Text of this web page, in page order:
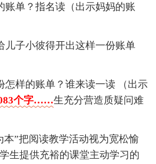
账单？指名读（出示妈妈的账
儿子小彼得开出这样一份账单
怎样的账单？谁来读一读 （出示
个字……生充分营造质疑问难
本”把阅读教学活动视为宽松愉
生提供充裕的课堂主动学习的